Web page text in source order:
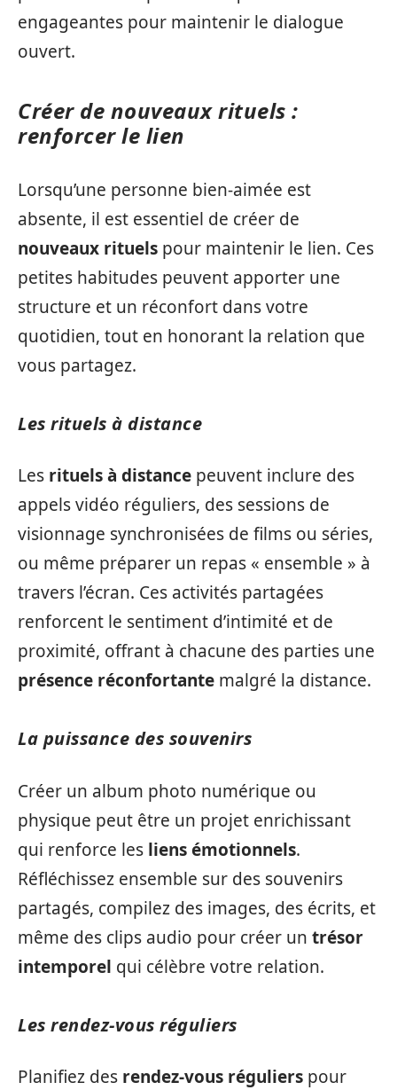
engageantes pour maintenir le dialogue
ouvert.
Créer de nouveaux rituels :
renforcer le lien
Lorsqu’une personne bien-aimée est
absente, il est essentiel de créer de
nouveaux rituels pour maintenir le lien. Ces
petites habitudes peuvent apporter une
structure et un réconfort dans votre
quotidien, tout en honorant la relation que
vous partagez.
Les rituels à distance
Les rituels à distance peuvent inclure des
appels vidéo réguliers, des sessions de
visionnage synchronisées de films ou séries,
ou même préparer un repas « ensemble » à
travers l’écran. Ces activités partagées
renforcent le sentiment d’intimité et de
proximité, offrant à chacune des parties une
présence réconfortante malgré la distance.
La puissance des souvenirs
Créer un album photo numérique ou
physique peut être un projet enrichissant
qui renforce les liens émotionnels.
Réfléchissez ensemble sur des souvenirs
partagés, compilez des images, des écrits, et
même des clips audio pour créer un trésor
intemporel qui célèbre votre relation.
Les rendez-vous réguliers
Planifiez des rendez-vous réguliers pour